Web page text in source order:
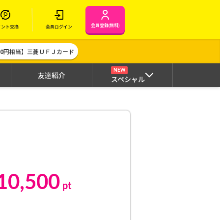
ント交換 会員ログイン 会員登録(無料)
円相当】三菱ＵＦＪカード
友達紹介
NEW
スペシャル
pt